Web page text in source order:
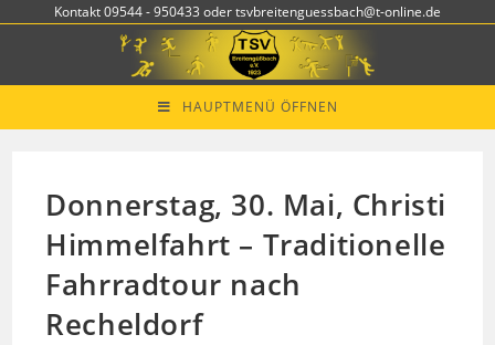
Kontakt 09544 - 950433 oder tsvbreitenguessbach@t-online.de
HAUPTMENÜ ÖFFNEN
Donnerstag, 30. Mai, Christi
Himmelfahrt – Traditionelle
Fahrradtour nach
Recheldorf